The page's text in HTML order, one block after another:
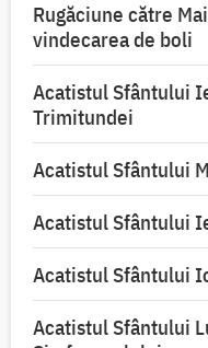
Rugăciune către
vindecarea de boli
Acatistul Sfântului
Trimitundei
Acatistul Sfântului
Acatistul Sfântului
Acatistul Sfântului
Acatistul Sfântului